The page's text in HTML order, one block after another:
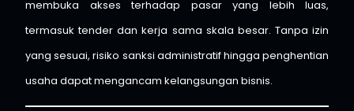
membuka akses terhadap pasar yang lebih luas,
termasuk tender dan kerja sama skala besar. Tanpa izin
yang sesuai, risiko sanksi administratif hingga penghentian
usaha dapat mengancam kelangsungan bisnis.